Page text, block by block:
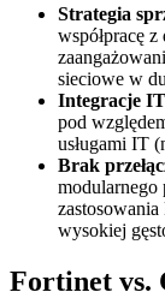
Strategia
współpracę
sieciowe w
Integracje
pod
usługami IT
Brak
modularnego
wysokiej
Fortinet vs.